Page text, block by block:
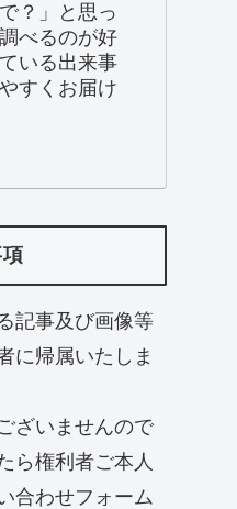
？」と思っ
べるのが好
いる出来事
すくお届け
記事及び画像等
に帰属いたしま
ざいませんので
ら権利者ご本人
合わせフォーム